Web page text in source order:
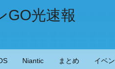
GO光速報
Niantic まとめ イベ